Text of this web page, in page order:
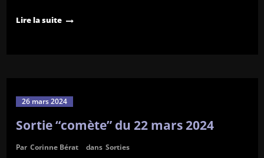
Lire la suite
26 mars 2024
Sortie “comète” du 22 mars 2024
Par Corinne Bérat dans Sorties